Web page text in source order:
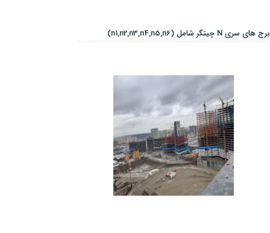
برج های سری N چیتگر شامل (n1,n2,n3,n4,n5,n6)